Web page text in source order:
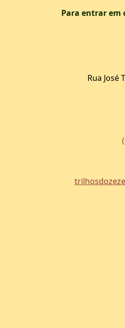
Para entrar em
Rua José